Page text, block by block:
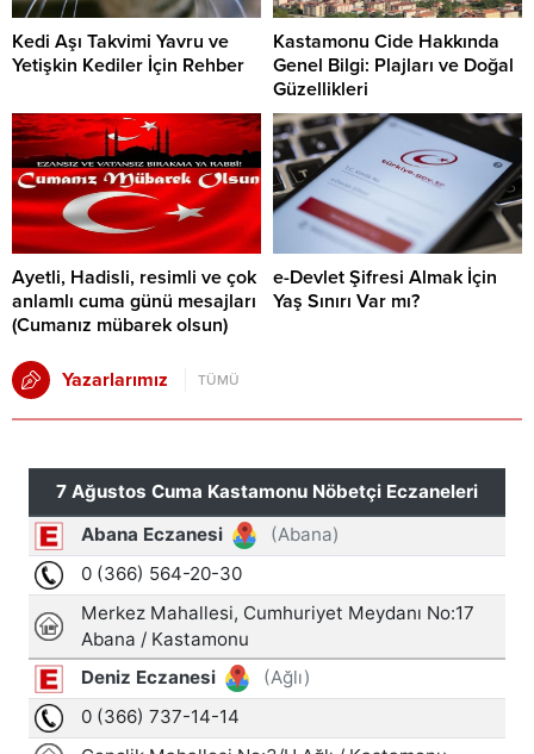
Kedi Aşı Takvimi Yavru ve
Yetişkin Kediler İçin Rehber
Kastamonu Cide Hakkında
Genel Bilgi: Plajları ve Doğal
Güzellikleri
Ayetli, Hadisli, resimli ve çok
anlamlı cuma günü mesajları
(Cumanız mübarek olsun)
e-Devlet Şifresi Almak İçin
Yaş Sınırı Var mı?
Yazarlarımız TÜMÜ